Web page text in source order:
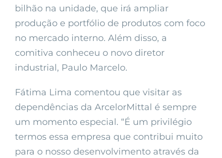
bilhão na unidade, que irá ampliar
produção e portfólio de produtos com foco
no mercado interno. Além disso, a
comitiva conheceu o novo diretor
industrial, Paulo Marcelo.
Fátima Lima comentou que visitar as
dependências da ArcelorMittal é sempre
um momento especial. “É um privilégio
termos essa empresa que contribui muito
para o nosso desenvolvimento através da